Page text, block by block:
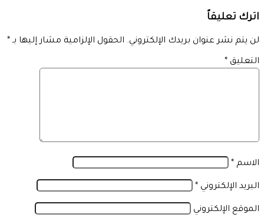
اترك تعليقاً
لن يتم نشر عنوان بريدك الإلكتروني. الحقول الإلزامية مشار إليها بـ *
التعليق *
الاسم *
البريد الإلكتروني *
الموقع الإلكتروني